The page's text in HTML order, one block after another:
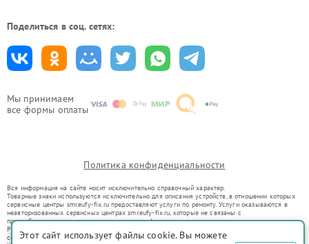
Мы принимаем
все формы оплаты
Поделиться в соц. сетях:
Политика конфиденциальности
Вся информация на сайте носит исключительно справочный характер.
Товарные знаки используются исключительно для описания устройств, в отношении которых
сервисные центры smr.eufy-fix.ru предоставляют услуги по ремонту. Услуги оказываются в
неавторизованных сервисных центрах smr.eufy-fix.ru, которые не связаны с
правообладателями товарных знаков или их официальными представителями.
Ремонт осуществляется для устройств, уже введенных в гражданский оборот в соответствии
со статьей 1487 ГК РФ.
Этот сайт использует файлы cookie. Вы можете